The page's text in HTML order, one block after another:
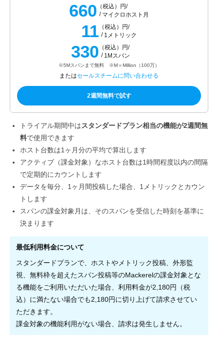
660 （税込）円/
マイクロホスト月
11 （税込）円/
1メトリック
330 （税込）円/
1Mスパン
※5Mスパンまで無料 ※M＝Million（100万）
またはセールスチームに問い合わせる
2週間無料で試す
トライアル期間中はスタンダードプラン相当の機能が2週間無
料で使用できます
ホスト台数は1ヶ月分の平均で算出します
アクティブ（課金対象）なホスト台数は1時間程度以内の間隔
で定期的にカウントします
データを毎分、1ヶ月間投稿した場合、1メトリックとカウン
トします
スパンの課金対象月は、そのスパンを受信した時刻を基準に
決まります
最低利用料金について
スタンダードプランで、ホストやメトリック投稿、外形監
視、無料枠を超えたスパン投稿等のMackerelの課金対象とな
る機能をご利用いただいた場合、利用料金が2,180円（税
込）に満たない場合でも2,180円に切り上げて請求させてい
ただきます。
課金対象の機能利用がない場合、請求は発生しません。